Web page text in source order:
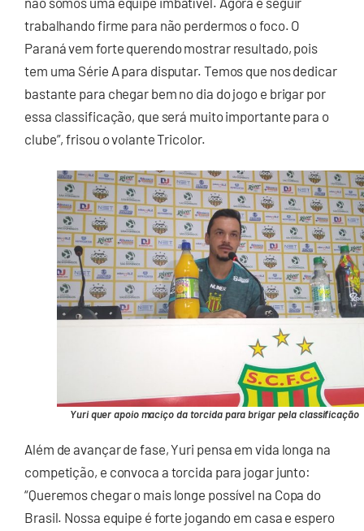
trabalhando firme para não perdermos o foco. O
Paraná vem forte querendo mostrar resultado, pois
tem uma Série A para disputar. Temos que nos dedicar
bastante para chegar bem no dia do jogo e brigar por
essa classificação, que será muito importante para o
clube”, frisou o volante Tricolor.
Yuri quer apoio maciço da torcida para brigar pela classificação
Além de avançar de fase, Yuri pensa em vida longa na
competição, e convoca a torcida para jogar junto:
“Queremos chegar o mais longe possível na Copa do
Brasil. Nossa equipe é forte jogando em casa e espero